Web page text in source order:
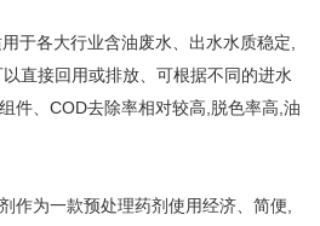
于各大行业含油废水、出水水质稳定,
直接回用或排放、可根据不同的进水
件、COD去除率相对较高,脱色率高,油
作为一款预处理药剂使用经济、简便,